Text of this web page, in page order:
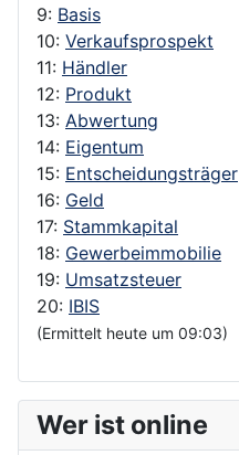
9: Basis
10: Verkaufsprospekt
11: Händler
12: Produkt
13: Abwertung
14: Eigentum
15: Entscheidungsträger
16: Geld
17: Stammkapital
18: Gewerbeimmobilie
19: Umsatzsteuer
20: IBIS
(Ermittelt heute um 09:03)
Wer ist online